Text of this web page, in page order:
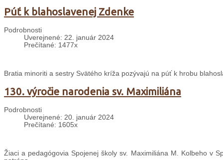
Púť k blahoslavenej Zdenke
Podrobnosti
Uverejnené: 22. január 2024
Prečítané: 1477x
Bratia minoriti a sestry Svätého kríža pozývajú na púť k hrobu
130. výročie narodenia sv. Maximiliána
Podrobnosti
Uverejnené: 20. január 2024
Prečítané: 1605x
Žiaci a pedagógovia Spojenej školy sv. Maximiliána M. Kolbeho v